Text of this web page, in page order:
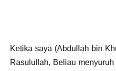
Ketika saya (Abdullah bin
Rasulullah, Beliau menyuruh